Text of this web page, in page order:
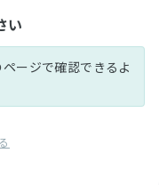
い
ージで確認できるよ